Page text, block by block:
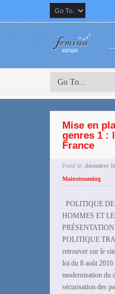
Mise en
genres 1 :
France
Posté le: décembre
Mainstreaming
POLITIQUE
HOMMES ET
POLITIQUE
retrouver sur le
loi du 8 août 2016
modernisation du
sécurisation des